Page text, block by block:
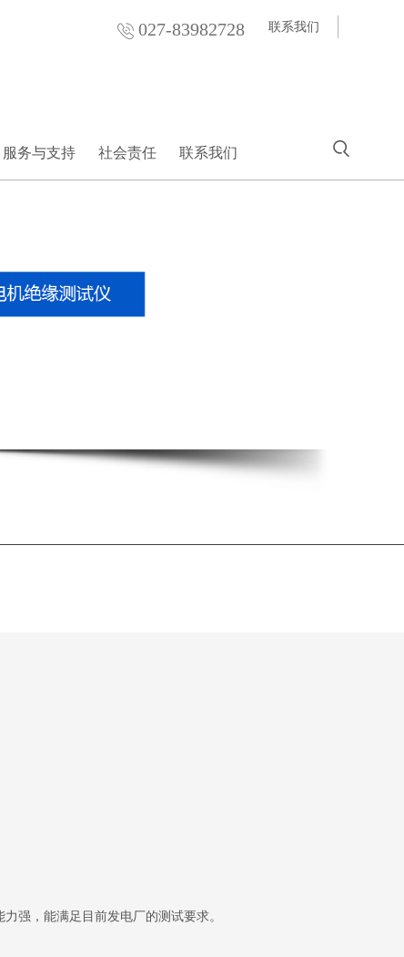
027-83982728 联系我们
服务与支持 社会责任 联系我们
强，能满足目前发电厂的测试要求。